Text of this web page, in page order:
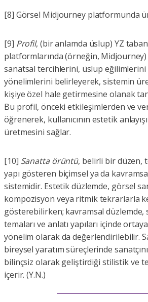
[8] Görsel Midjourney platformunda
[9] Profil, (bir anlamda üslup) YZ
platformlarında (örneğin, Midjourney)
sanatsal tercihlerini, üslup eğilimlerini
yönelimlerini belirleyerek, sistemin
kişiye özel hale getirmesine olanak
Bu profil, önceki etkileşimlerden ve
öğrenerek, kullanıcının estetik
üretmesini sağlar.
[10] Sanatta örüntü, belirli bir düzen,
yapı gösteren biçimsel ya da
sistemidir. Estetik düzlemde, görsel
kompozisyon veya ritmik tekrarlarla
gösterebilirken; kavramsal düzlemde,
temaları ve anlatı yapıları içinde
yönelim olarak da değerlendirilebilir.
bireysel yaratım süreçlerinde
bilinçsiz olarak geliştirdiği stilistik ve
içerir. (Y.N.)